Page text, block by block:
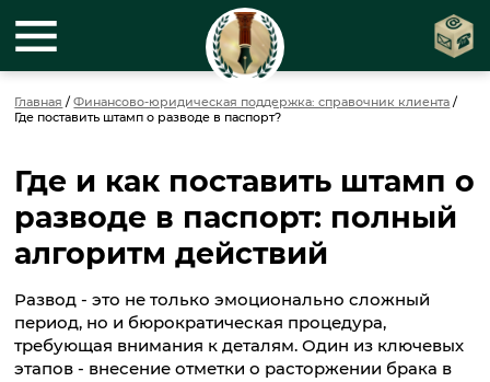
Главная /Финансово-юридическая поддержка: справочник клиента /
Где поставить штамп о разводе в паспорт?
Где и как поставить штамп о
разводе в паспорт: полный
алгоритм действий
Развод - это не только эмоционально сложный
период, но и бюрократическая процедура,
требующая внимания к деталям. Один из ключевых
этапов - внесение отметки о расторжении брака в